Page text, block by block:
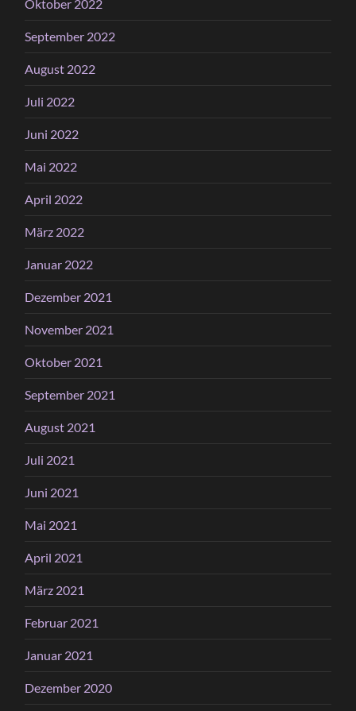
Oktober 2022
September 2022
August 2022
Juli 2022
Juni 2022
Mai 2022
April 2022
März 2022
Januar 2022
Dezember 2021
November 2021
Oktober 2021
September 2021
August 2021
Juli 2021
Juni 2021
Mai 2021
April 2021
März 2021
Februar 2021
Januar 2021
Dezember 2020